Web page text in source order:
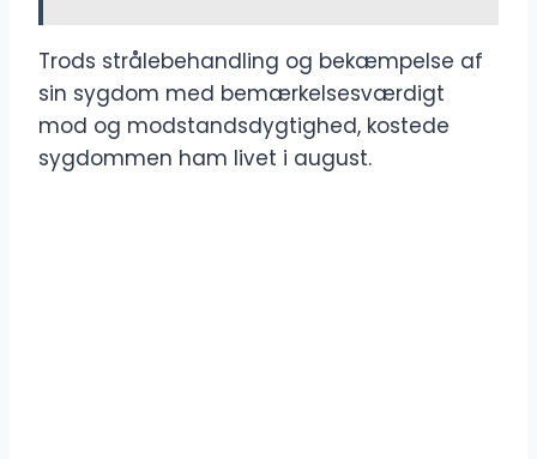
Trods strålebehandling og bekæmpelse af
sin sygdom med bemærkelsesværdigt
mod og modstandsdygtighed, kostede
sygdommen ham livet i august.